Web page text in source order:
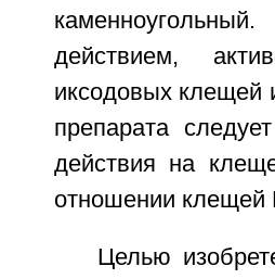
действием,
иксодовых клещей
препарата
действия на
отношении клещей
Целью